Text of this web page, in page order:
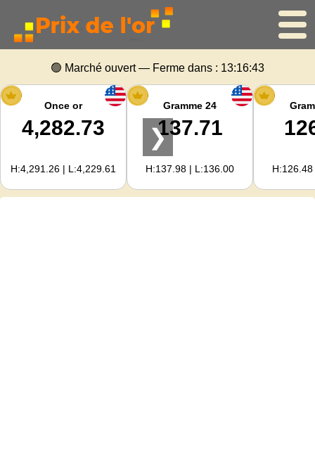
Accueil
Cours de l'or
Cours de l'argent
Calculateur d'or
🟢 Marché ouvert — Ferme dans : 13:16:42
Once or
4,282.73
H:4,291.26 | L:4,229.61
Gramme 24
137.71
H:137.98 | L:136.00
❯